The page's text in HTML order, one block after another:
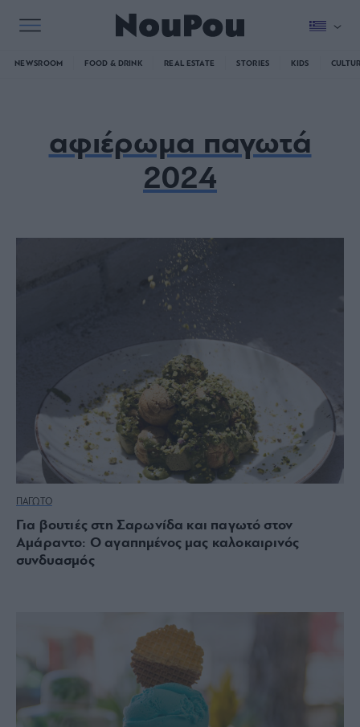
NEWSROOM FOOD & DRINK REAL ESTATE STORIES KIDS
αφιέρωμα παγωτά
2024
ΠΑΓΩΤΟ
Για βουτιές στη Σαρωνίδα και παγωτό στον
Αμάραντο: Ο αγαπημένος μας καλοκαιρινός
συνδυασμός